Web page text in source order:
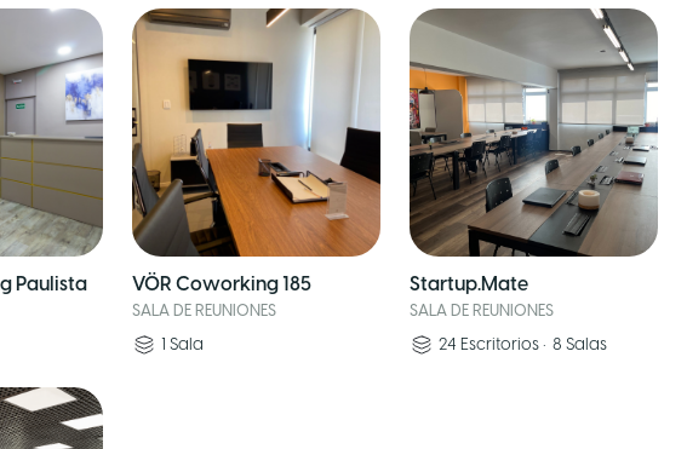
Paulista VÖR Coworking 185
SALA DE REUNIONES
Sala
Startup.Mate
SALA DE REUNIONES
24 Escritorios• 8 Salas